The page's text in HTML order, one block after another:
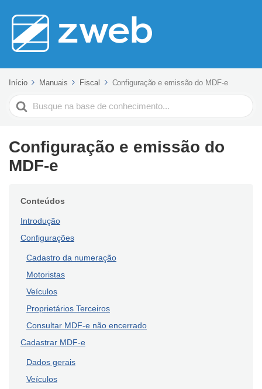
Início Manuais Fiscal Configuração e emissão do MDF-e
Pesquisar
Configuração e emissão do
MDF-e
Conteúdos
Introdução
Configurações
Cadastro da numeração
Motoristas
Veículos
Proprietários Terceiros
Consultar MDF-e não encerrado
Cadastrar MDF-e
Dados gerais
Veículos